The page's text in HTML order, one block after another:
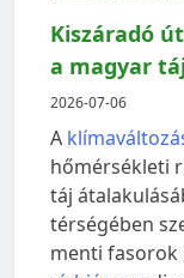
Kiszáradó
a magyar táj
2026-07-06
A
hőmérsékleti
táj
térségében
menti fasorok